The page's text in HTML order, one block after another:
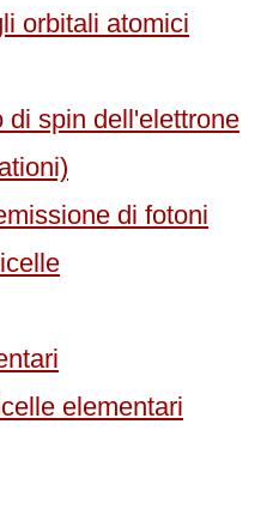
orbitali atomici
di spin dell'elettrone
di fotoni
elementari